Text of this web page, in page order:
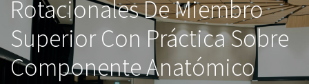
Rotacionales De Miembro
Superior Con Práctica Sobre
Componente Anatómico